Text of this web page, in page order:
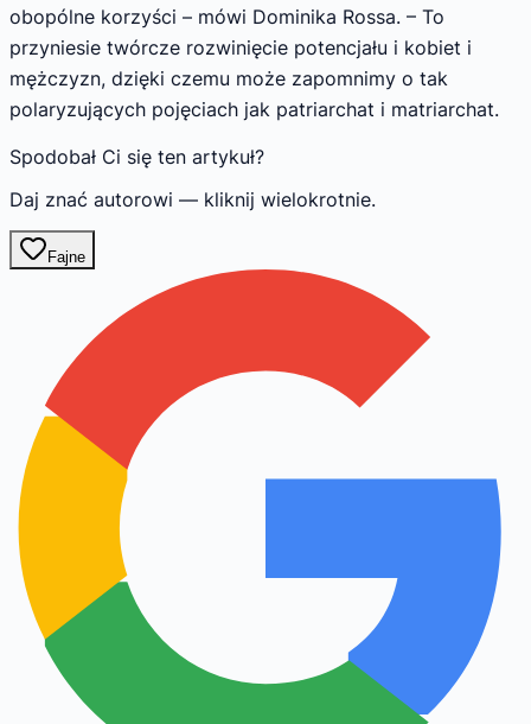
obopólne korzyści – mówi Dominika Rossa. – To
przyniesie twórcze rozwinięcie potencjału i kobiet i
mężczyzn, dzięki czemu może zapomnimy o tak
polaryzujących pojęciach jak patriarchat i matriarchat.
Spodobał Ci się ten artykuł?
Daj znać autorowi — kliknij wielokrotnie.
Fajne